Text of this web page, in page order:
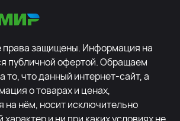
защищены. Информация на
публичной офертой. Обращаем
то, что данный интернет-сайт, а
о товарах и ценах,
на нём, носит исключительно